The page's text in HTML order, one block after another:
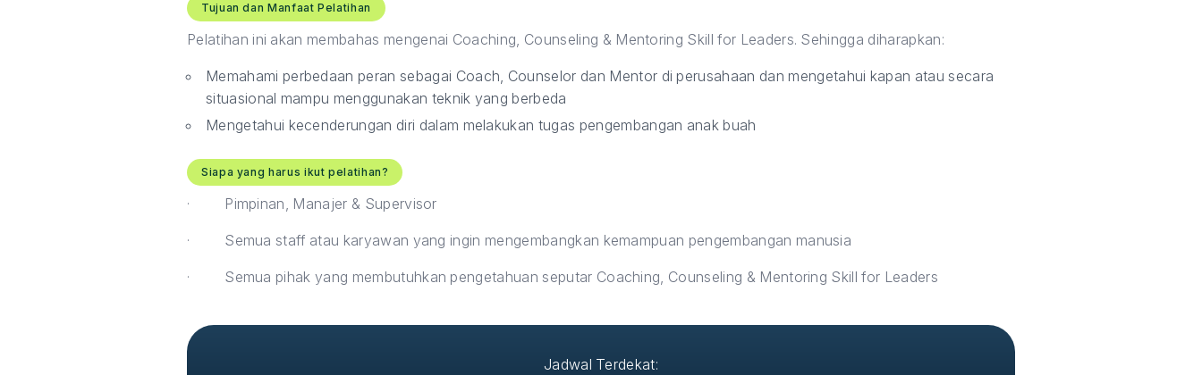
Tujuan dan Manfaat Pelatihan
Pelatihan ini akan membahas mengenai Coaching, Counseling & Mentoring Skill for Leaders. Sehingga diharapkan:
Memahami perbedaan peran sebagai Coach, Counselor dan Mentor di perusahaan dan mengetahui kapan atau secara
situasional mampu menggunakan teknik yang berbeda
Mengetahui kecenderungan diri dalam melakukan tugas pengembangan anak buah
Siapa yang harus ikut pelatihan?
· Pimpinan, Manajer & Supervisor
· Semua staff atau karyawan yang ingin mengembangkan kemampuan pengembangan manusia
· Semua pihak yang membutuhkan pengetahuan seputar Coaching, Counseling & Mentoring Skill for Leaders
Jadwal Terdekat: